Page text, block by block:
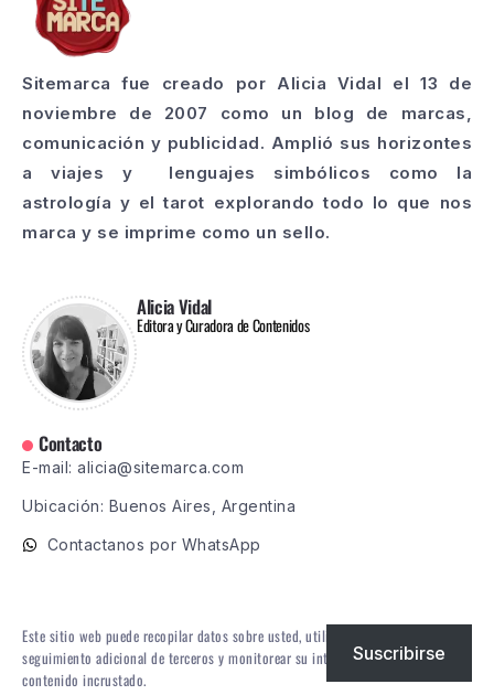
Sitemarca fue creado por Alicia Vidal el 13 de
noviembre de 2007 como un blog de marcas,
comunicación y publicidad. Amplió sus horizontes
a viajes y lenguajes simbólicos como la
astrología y el tarot explorando todo lo que nos
marca y se imprime como un sello.
Alicia Vidal
Editora y Curadora de Contenidos
Contacto
E-mail: alicia@sitemarca.com
Ubicación: Buenos Aires, Argentina
Contactanos por WhatsApp
Este sitio web puede recopilar datos sobre usted, utilizar cookies, integrar
seguimiento adicional de terceros y monitorear su interacción con ese
contenido incrustado.
Suscribirse